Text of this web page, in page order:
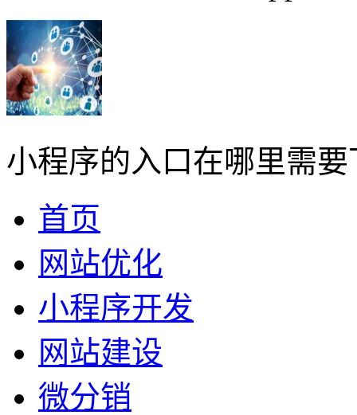
小程序的入口在哪里需要
首页
网站优化
小程序开发
网站建设
微分销